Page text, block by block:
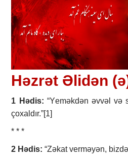
Hәzrәt Әlidən
1 Hədis: “Yеmәkdәn әvvәl vә
çохаldır.”[1]
* * *
2 Hədis: “Zәkаt vеrmәyәn,